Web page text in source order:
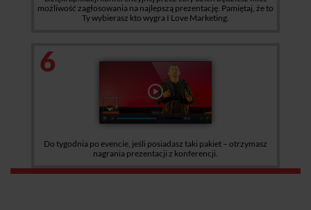
możliwość zagłosowania na najlepszą prezentację. Pamiętaj, że to
Ty wybierasz kto wygra I Love Marketing.
6
Do tygodnia po evencie, jeśli posiadasz taki pakiet – otrzymasz
nagrania prezentacji z konferencji.